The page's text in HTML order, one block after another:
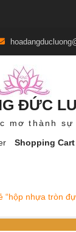
ĐỨC
mơ thành sự
Shopping Cart
“hộp nhựa tròn